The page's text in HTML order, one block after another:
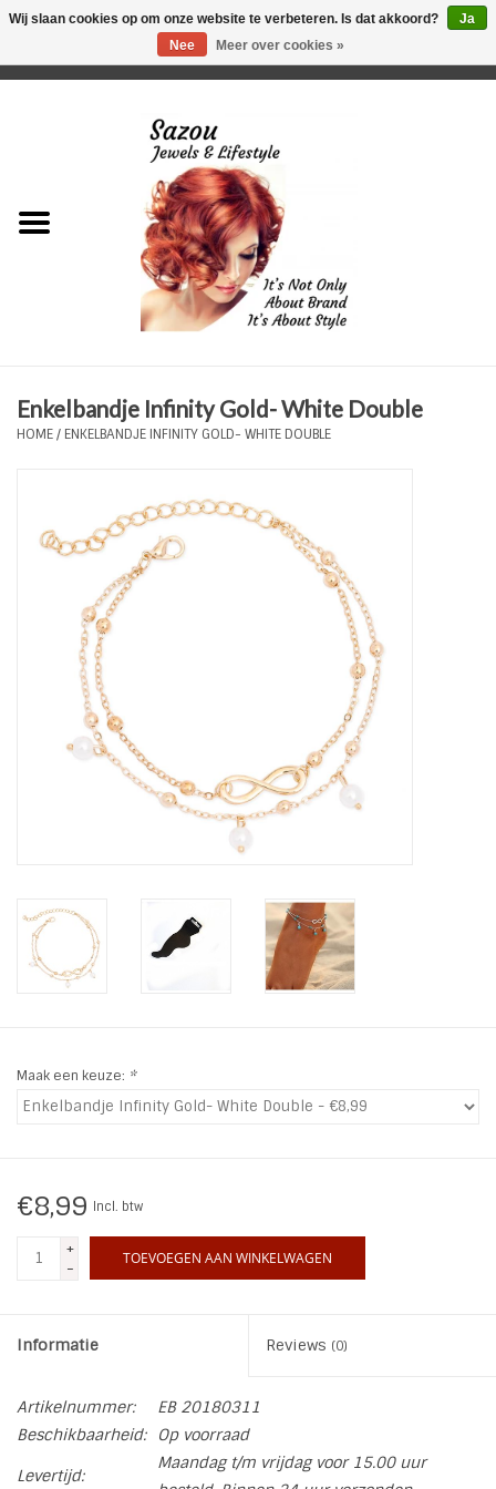
Just for Him
Plus Size Sieraden
Tassen en meer
Haaraccesoires
Zonnebrillen
Ohlala Jewels
LIFESTYLE PRODUCTEN
SALE
Enkelbandje Infinity Gold- White Double
HOME/ ENKELBANDJE INFINITY GOLD- WHITE DOUBLE
Maak een keuze: *
€8,99 Incl. btw
+
-
TOEVOEGEN AAN WINKELWAGEN
Informatie Reviews (0)
Artikelnummer:
EB 20180311
Beschikbaarheid:
Op voorraad
Levertijd:
Maandag t/m vrijdag voor 15.00 uur
Wij slaan cookies op om onze website te verbeteren. Is dat akkoord?
Ja
Nee
Meer over cookies »